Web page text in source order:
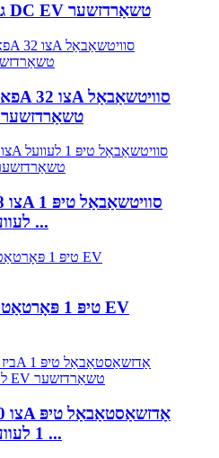
גאַנצע אַרויסווייַזן DC EV טשאַרדזשער
פּאָרטאַטיוו EV טשאַרדזשער
לעוועל 2 פּאָרטאַטיוו ...
1 לעוועל 2 פּאָרטאַטיוו ...